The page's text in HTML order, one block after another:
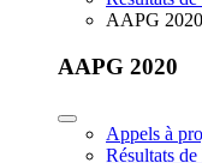
AAPG 2020
AAPG 2020
Appels à
Résultats